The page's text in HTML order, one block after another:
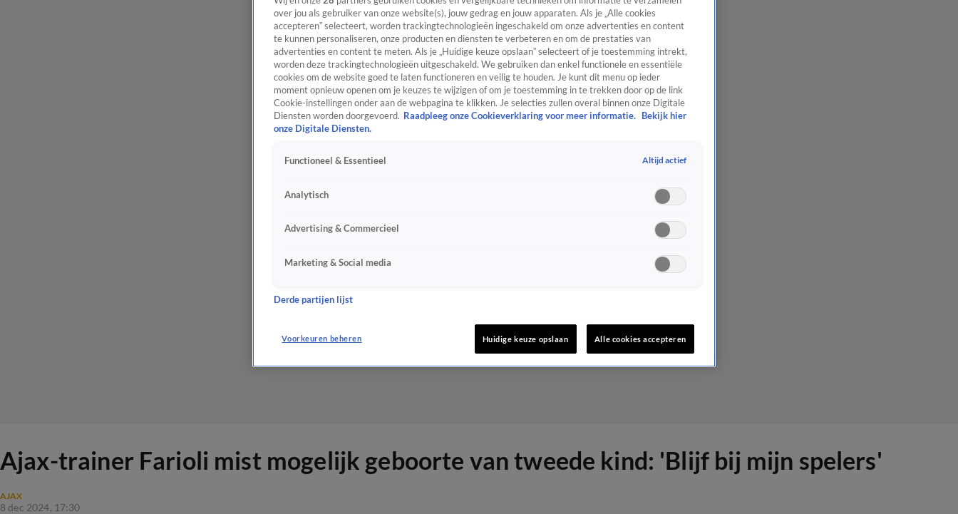
Ajax-trainer Farioli mist mogelijk geboorte van tweede kind: 'Blijf bij mijn spelers'
AJAX
8 dec 2024, 17:30
over jou als gebruiker van onze website(s), jouw gedrag en jouw apparaten. Als je „Alle cookies
accepteren” selecteert, worden trackingtechnologieën ingeschakeld om onze advertenties en content
te kunnen personaliseren, onze producten en diensten te verbeteren en om de prestaties van
advertenties en content te meten. Als je „Huidige keuze opslaan” selecteert of je toestemming intrekt,
worden deze trackingtechnologieën uitgeschakeld. We gebruiken dan enkel functionele en essentiële
cookies om de website goed te laten functioneren en veilig te houden. Je kunt dit menu op ieder
moment opnieuw openen om je keuzes te wijzigen of om je toestemming in te trekken door op de link
Cookie-instellingen onder aan de webpagina te klikken. Je selecties zullen overal binnen onze Digitale
Diensten worden doorgevoerd. Raadpleeg onze Cookieverklaring voor meer informatie.
Bekijk hier
onze Digitale Diensten.
Functioneel & Essentieel Altijd actief
Analytisch
Advertising & Commercieel
Marketing & Social media
Derde partijen lijst
Voorkeuren beheren Huidige keuze opslaan Alle cookies accepteren